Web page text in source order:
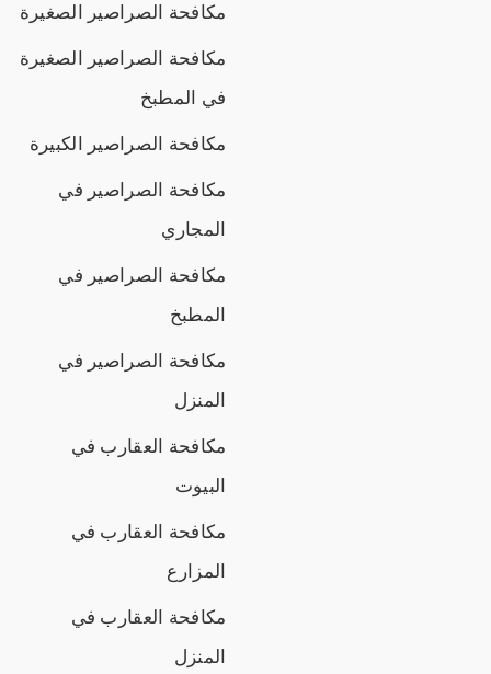
مكافحة الصراصير الصغيرة
مكافحة الصراصير الصغيرة
في المطبخ
مكافحة الصراصير الكبيرة
مكافحة الصراصير في
المجاري
مكافحة الصراصير في
المطبخ
مكافحة الصراصير في
المنزل
مكافحة العقارب في
البيوت
مكافحة العقارب في
المزارع
مكافحة العقارب في
المنزل